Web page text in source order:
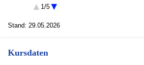
HSBC Holdings PLC Reg.Shares
Roche Holding AG
Deutsche Telekom AG Namens-
1/5
Stand: 29.05.2026
Kursdaten